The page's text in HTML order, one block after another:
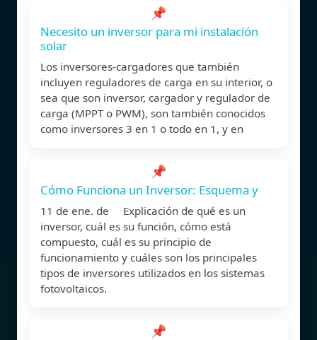
📌
Necesito un inversor para mi instalación
solar
Los inversores-cargadores que también
incluyen reguladores de carga en su interior, o
sea que son inversor, cargador y regulador de
carga (MPPT o PWM), son también conocidos
como inversores 3 en 1 o todo en 1, y en
📌
Cómo Funciona un Inversor: Esquema y
11 de ene. de Explicación de qué es un
inversor, cuál es su función, cómo está
compuesto, cuál es su principio de
funcionamiento y cuáles son los principales
tipos de inversores utilizados en los sistemas
fotovoltaicos.
📌